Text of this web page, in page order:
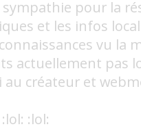
pour la
et les infos
vu la
actuellement pas
au créateur et
:lol: